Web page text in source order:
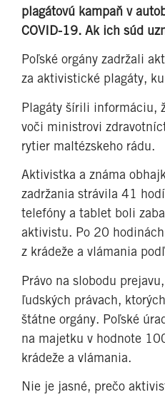
plagátovú kampaň v
COVID-19. Ak ich súd
Poľské orgány zadržali
za aktivistické plagáty,
Plagáty šírili informáciu,
voči ministrovi
rytier maltézskeho rádu.
Aktivistka a známa
zadržania strávila 41
telefóny a tablet boli
aktivistu. Po 20
z krádeže a vlámania
Právo na slobodu
ľudských právach,
štátne orgány. Poľské
na majetku v hodnote
krádeže a vlámania.
Nie je jasné, prečo